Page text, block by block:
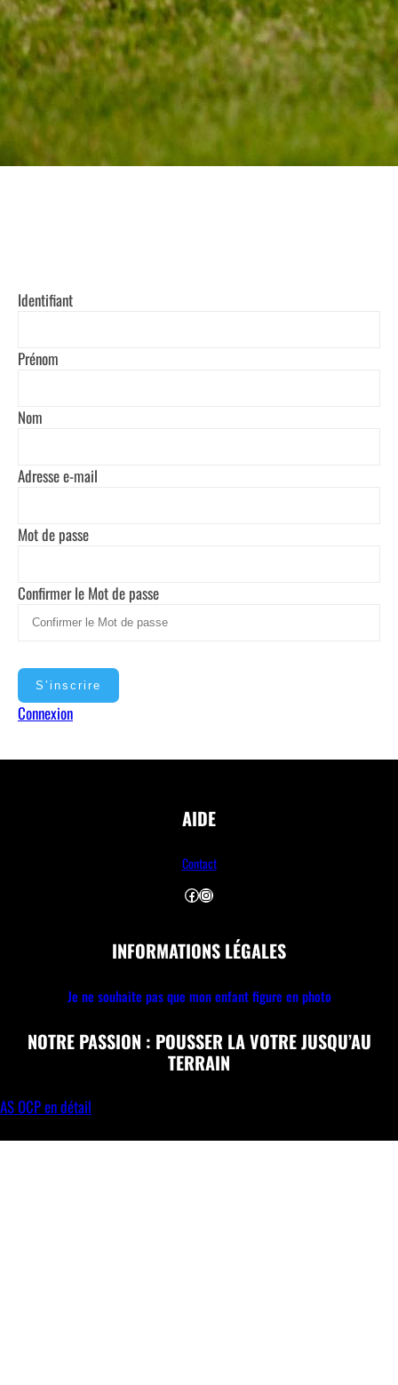
Identifiant
Prénom
Nom
Adresse e-mail
Mot de passe
Confirmer le Mot de passe
Connexion
AIDE
Contact
Facebook Instagram
INFORMATIONS LÉGALES
Je ne souhaite pas que mon enfant figure en photo
NOTRE PASSION : POUSSER LA VOTRE JUSQU’AU
TERRAIN
AS OCP en détail